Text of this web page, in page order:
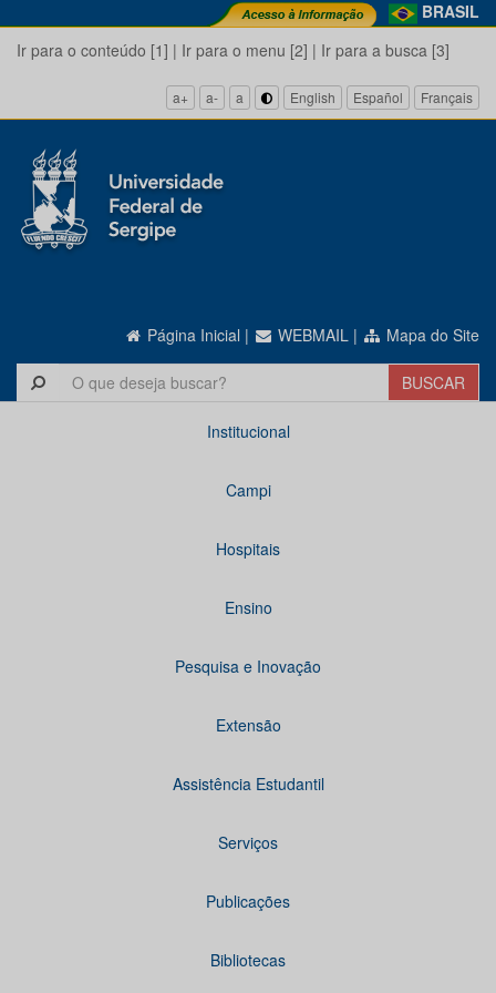
BRASIL
Ir para o conteúdo [1] | Ir para o menu [2] | Ir para a busca [3]
a+ a- a English Español Français
Página Inicial | WEBMAIL | Mapa do Site
Institucional
Campi
Hospitais
Ensino
Pesquisa e Inovação
Extensão
Assistência Estudantil
Serviços
Publicações
Bibliotecas